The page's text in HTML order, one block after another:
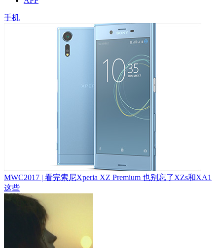
手机
MWC2017 | 看完索尼Xperia XZ Premium 也别忘了XZs和XA1
这些